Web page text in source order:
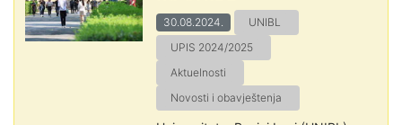
30.08.2024.
UNIBL
UPIS 2024/2025
Aktuelnosti
Novosti i obavještenja